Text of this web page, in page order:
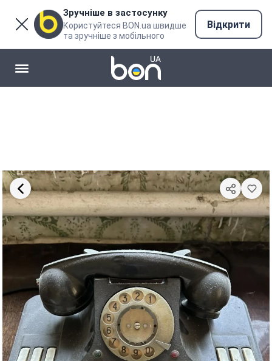
Зручніше в застосунку
Користуйтеся BON.ua швидше
та зручніше з мобільного
Відкрити